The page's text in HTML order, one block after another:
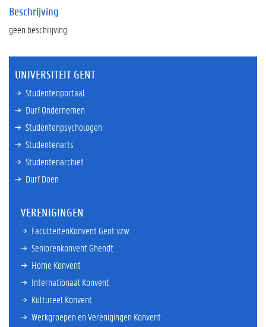
Beschrijving
geen beschrijving
UNIVERSITEIT GENT
Studentenportaal
Durf Ondernemen
Studentenpsychologen
Studentenarts
Studentenarchief
Durf Doen
VERENIGINGEN
FaculteitenKonvent Gent vzw
Seniorenkonvent Ghendt
Home Konvent
Internationaal Konvent
Kultureel Konvent
Werkgroepen en Verenigingen Konvent